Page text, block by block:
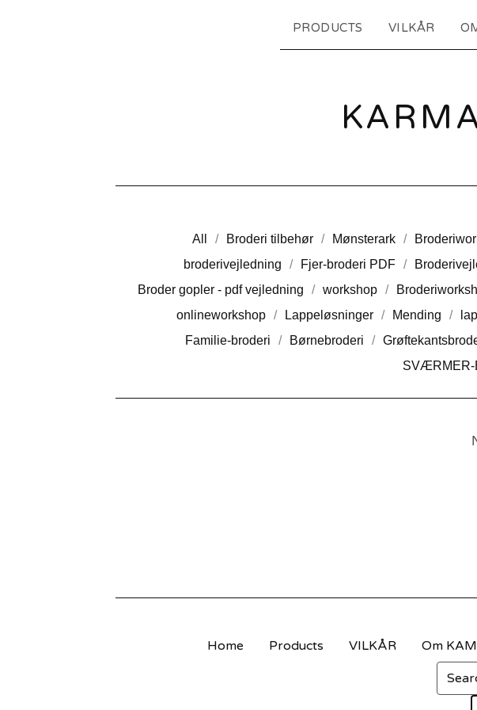
PRODUCTS VILKÅR
All Broderi tilbehør Mønsterark
broderivejledning
Fjer-broderi PDF
Broder gopler - pdf vejledning
workshop
onlineworkshop
Lappeløsninger Mending
Familie-broderi
Børnebroderi
SVÆRMER-
Home Products VILKÅR Om
Search